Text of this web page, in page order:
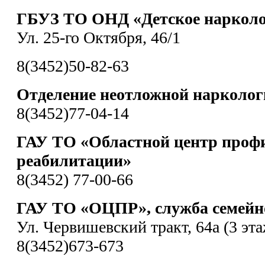
ГБУЗ ТО ОНД «Детское
Ул. 25-го Октября, 46/1
8(3452)50-82-63
Отделение неотложной
8(3452)77-04-14
ГАУ ТО «Областной центр
реабилитации»
8(3452) 77-00-66
ГАУ ТО «ОЦПР», служба
Ул. Червишевский тракт, 64а (3
8(3452)673-673